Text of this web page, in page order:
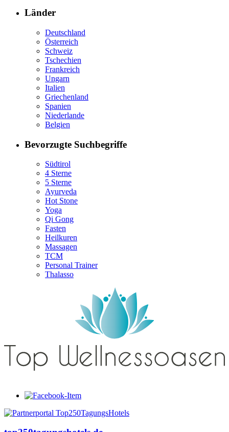
Länder
Deutschland
Österreich
Schweiz
Tschechien
Frankreich
Ungarn
Italien
Griechenland
Spanien
Niederlande
Belgien
Bevorzugte Suchbegriffe
Südtirol
4 Sterne
5 Sterne
Ayurveda
Hot Stone
Yoga
Qi Gong
Fasten
Heilkuren
Massagen
TCM
Personal Trainer
Thalasso